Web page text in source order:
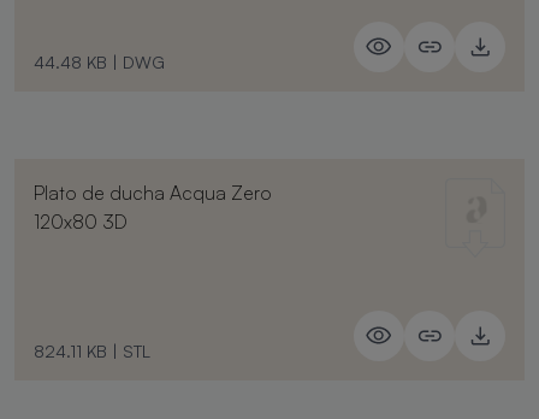
44.48 KB | DWG
Plato de ducha Acqua Zero
120x80 3D
824.11 KB | STL